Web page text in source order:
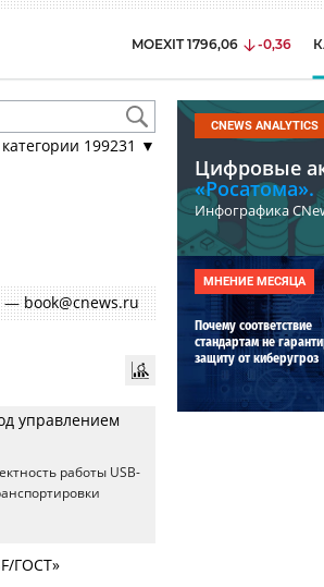
MOEXIT 1796,06 -0,36
199231 ▼
—book@cnews.ru
управлением
работы USB-
ГОСТ»
CNEWS ANALYTICS
Цифровые
«Росатома».
Инфографика
МНЕНИЕ МЕСЯЦА
Почему соответствие
стандартам не
защиту от киберугроз